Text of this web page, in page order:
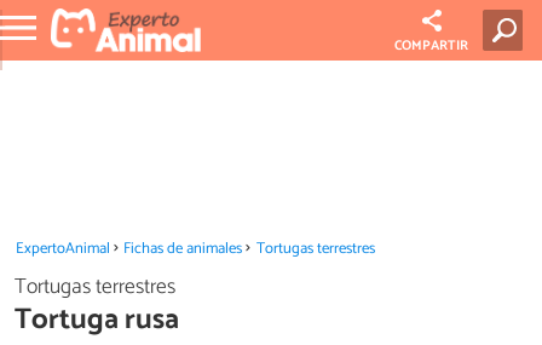
COMPARTIR
ExpertoAnimal Fichas de animales Tortugas terrestres
Tortugas terrestres
Tortuga rusa